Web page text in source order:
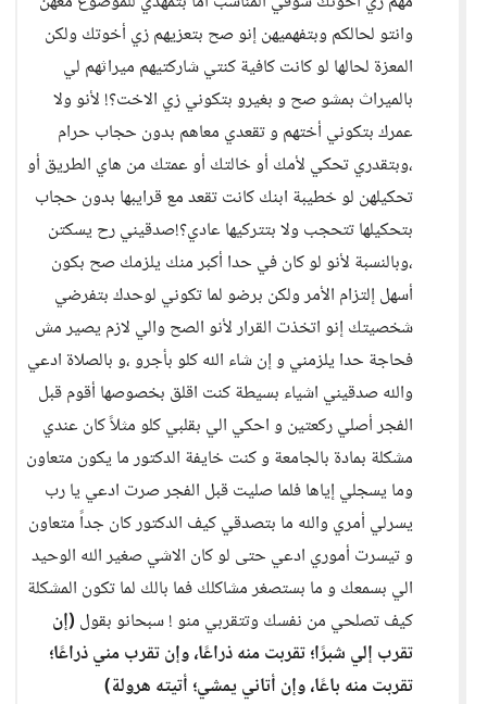
وانتو لحالكم وبتفهميهن إنو صح بتعزيهم زي أخوتك ولكن
المعزة لحالها لو كانت كافية كنتي شاركتيهم ميراثهم لي
بالميراث بمشو صح و بغيرو بتكوني زي الاخت؟! لأنو ولا
عمرك بتكوني أختهم و تقعدي معاهم بدون حجاب حرام
،وبتقدري تحكي لأمك أو خالتك أو عمتك من هاي الطريق أو
تحكيلهن لو خطيبة ابنك كانت تقعد مع قرايبها بدون حجاب
بتحكيلها تتحجب ولا بتتركيها عادي؟!صدقيني رح يسكتن
،وبالنسبة لأنو لو كان في حدا أكبر منك يلزمك صح بكون
أسهل إلتزام الأمر ولكن برضو لما تكوني لوحدك بتفرضي
شخصيتك إنو اتخذت القرار لأنو الصح والي لازم يصير مش
فحاجة حدا يلزمني و إن شاء الله كلو بأجرو ،و بالصلاة ادعي
والله صدقيني اشياء بسيطة كنت اقلق بخصوصها أقوم قبل
الفجر أصلي ركعتين و احكي الي بقلبي كلو مثلاً كان عندي
مشكلة بمادة بالجامعة و كنت خايفة الدكتور ما يكون متعاون
وما يسجلي إياها فلما صليت قبل الفجر صرت ادعي يا رب
يسرلي أمري والله ما بتصدقي كيف الدكتور كان جداً متعاون
و تيسرت أموري ادعي حتى لو كان الاشي صغير الله الوحيد
الي بسمعك و ما بستصغر مشاكلك فما بالك لما تكون المشكلة
كيف تصلحي من نفسك وتتقربي منو ! سبحانو بقول (إن
تقرب إلي شبرًا؛ تقربت منه ذراعًا، وإن تقرب مني ذراعًا؛
تقربت منه باعًا، وإن أتاني يمشي؛ أتيته هرولة)